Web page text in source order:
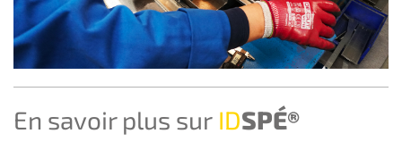
En savoir plus sur IDSPÉ®